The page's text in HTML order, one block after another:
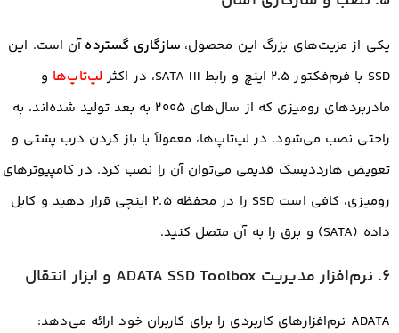
یکی از مزیت‌های بزرگ این محصول، سازگاری گستردهآن است. این
SSD با فرم‌فکتور ۲.۵ اینچ و رابط SATA III، در اکثر
لپ‌تاپ‌ها و
مادربردهای رومیزی که از سال‌های ۲۰۰۵ به بعد تولید شده‌اند، به
راحتی نصب می‌شود. در لپ‌تاپ‌ها، معمولاً با باز کردن درب پشتی و
تعویض هارددیسک قدیمی می‌توان آن را نصب کرد. در کامپیوترهای
رومیزی، کافی است SSD را در محفظه ۲.۵ اینچی قرار دهید و کابل
داده (SATA) و برق را به آن متصل کنید.
6. نرم‌افزار مدیریت ADATA SSD Toolbox و ابزار انتقال
ADATA نرم‌افزارهای کاربردی را برای کاربران خود ارائه می‌دهد: